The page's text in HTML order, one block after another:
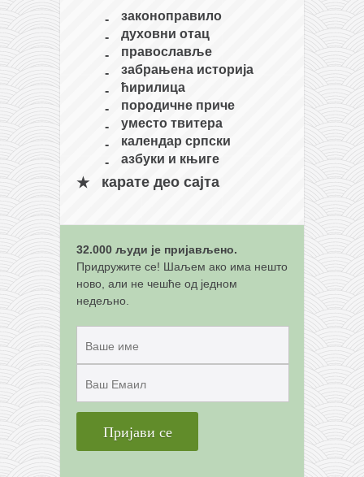
законоправило
духовни отац
православље
забрањена историја
ћирилица
породичне приче
уместо твитера
календар српски
азбуки и књиге
карате део сајта
32.000 људи је пријављено.
Придружите се! Шаљем ако има нешто
ново, али не чешће од једном
недељно.